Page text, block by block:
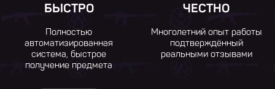
БЫСТРО
Полностью
автоматизированная
система, быстрое
получение предмета
ЧЕСТНО
Многолетний опыт работы
подтверждённый
реальными отзывами